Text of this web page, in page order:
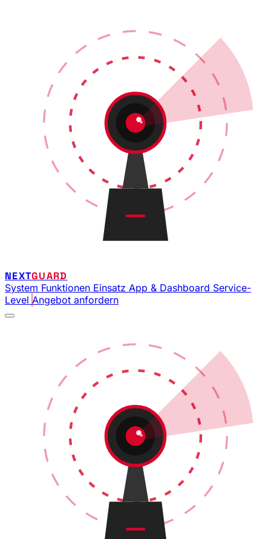
NEXTGUARD
System Funktionen Einsatz App & Dashboard Service-
Level Angebot anfordern